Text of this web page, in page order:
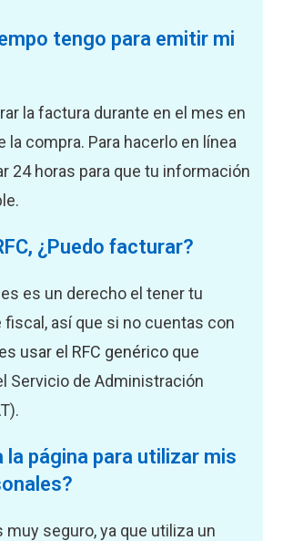
tengo para emitir mi
la factura durante en el mes en
la compra. Para hacerlo en línea
24 horas para que tu información
¿Puedo facturar?
es un derecho el tener tu
así que si no cuentas con
usar el RFC genérico que
Servicio de Administración
la página para utilizar mis
muy seguro, ya que utiliza un